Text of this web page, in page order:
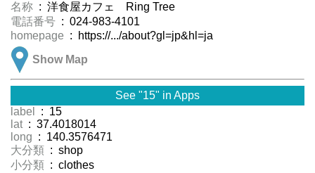
名称 : 洋食屋カフェ Ring Tree
電話番号 : 024-983-4101
homepage : https://.../about?gl=jp&hl=ja
Show Map
See "15" in Apps
label
: 15
lat : 37.4018014
long : 140.3576471
大分類 : shop
小分類 : clothes